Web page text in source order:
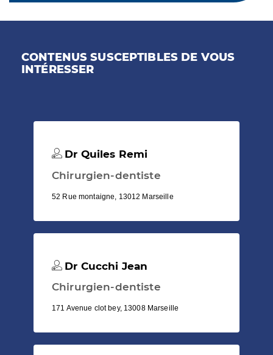
CONTENUS SUSCEPTIBLES DE VOUS
INTÉRESSER
Dr Quiles Remi
Chirurgien-dentiste
52 Rue montaigne, 13012 Marseille
Dr Cucchi Jean
Chirurgien-dentiste
171 Avenue clot bey, 13008 Marseille